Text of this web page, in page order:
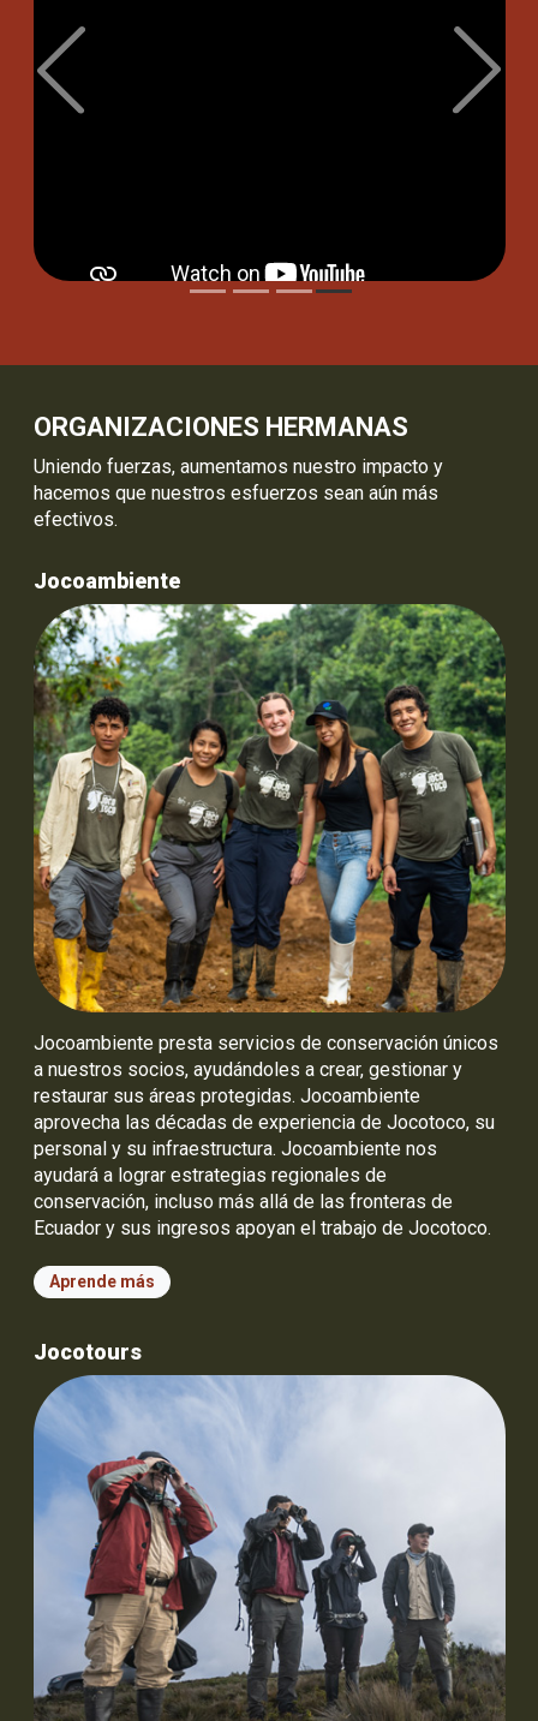
ORGANIZACIONES HERMANAS
Uniendo fuerzas, aumentamos nuestro impacto y
hacemos que nuestros esfuerzos sean aún más
efectivos.
Jocoambiente
Jocoambiente presta servicios de conservación únicos
a nuestros socios, ayudándoles a crear, gestionar y
restaurar sus áreas protegidas. Jocoambiente
aprovecha las décadas de experiencia de Jocotoco, su
personal y su infraestructura. Jocoambiente nos
ayudará a lograr estrategias regionales de
conservación, incluso más allá de las fronteras de
Ecuador y sus ingresos apoyan el trabajo de Jocotoco.
Aprende más
Jocotours
Previous Next